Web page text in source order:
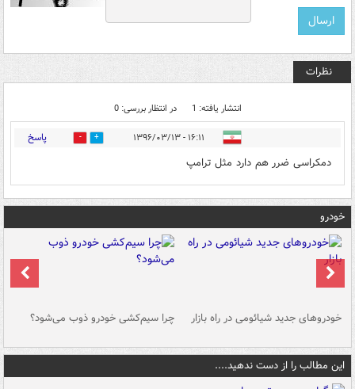
نظرات
انتشار یافته: 1 در انتظار بررسی: 0
۱۶:۱۱ - ۱۳۹۶/۰۳/۱۳ 3 پاسخ
دمکراسی ضرر هم دارد مثل ترامپ
خودرو
خودروهای جدید شیائومی در راه بازار چرا سیم‌کشی خودرو ذوب می‌شود؟
این مطالب را از دست ندهید....